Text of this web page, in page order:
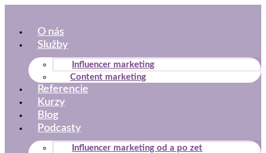
obsah
O nás
Služby
Influencer marketing
Content marketing
Referencie
Kurzy
Blog
Podcasty
Influencer marketing od a po zet